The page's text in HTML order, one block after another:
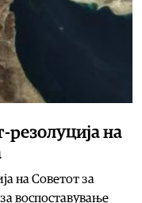
резолуција на
на Советот за
воспоставување